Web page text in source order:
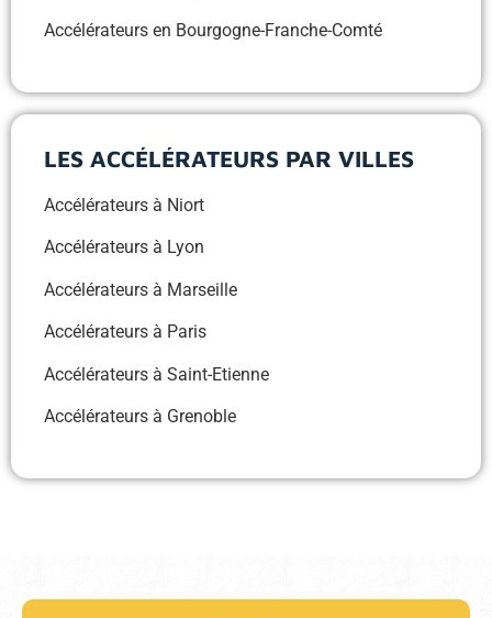
Accélérateurs en Bourgogne-Franche-Comté
LES ACCÉLÉRATEURS PAR VILLES
Accélérateurs à Niort
Accélérateurs à Lyon
Accélérateurs à Marseille
Accélérateurs à Paris
Accélérateurs à Saint-Etienne
Accélérateurs à Grenoble